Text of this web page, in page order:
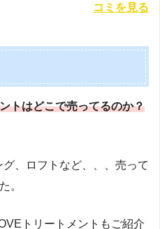
コミを見る
トはどこで売ってるのか？
、ロフトなど、、、売って
。
トリートメントもご紹介